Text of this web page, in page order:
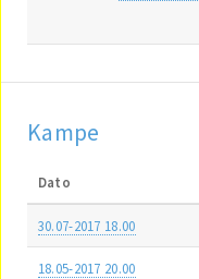
Kampe
Dato
30.07-2017 18.00
18.05-2017 20.00